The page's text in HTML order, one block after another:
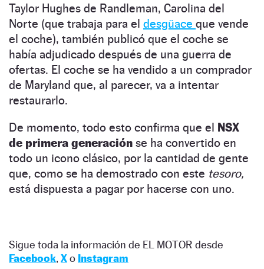
Taylor Hughes de Randleman, Carolina del
Norte (que trabaja para el desgüace que vende
el coche), también publicó que el coche se
había adjudicado después de una guerra de
ofertas. El coche se ha vendido a un comprador
de Maryland que, al parecer, va a intentar
restaurarlo.
De momento, todo esto confirma que el NSX
de primera generación se ha convertido en
todo un icono clásico, por la cantidad de gente
que, como se ha demostrado con este tesoro,
está dispuesta a pagar por hacerse con uno.
Sigue toda la información de EL MOTOR desde
Facebook, Xo Instagram